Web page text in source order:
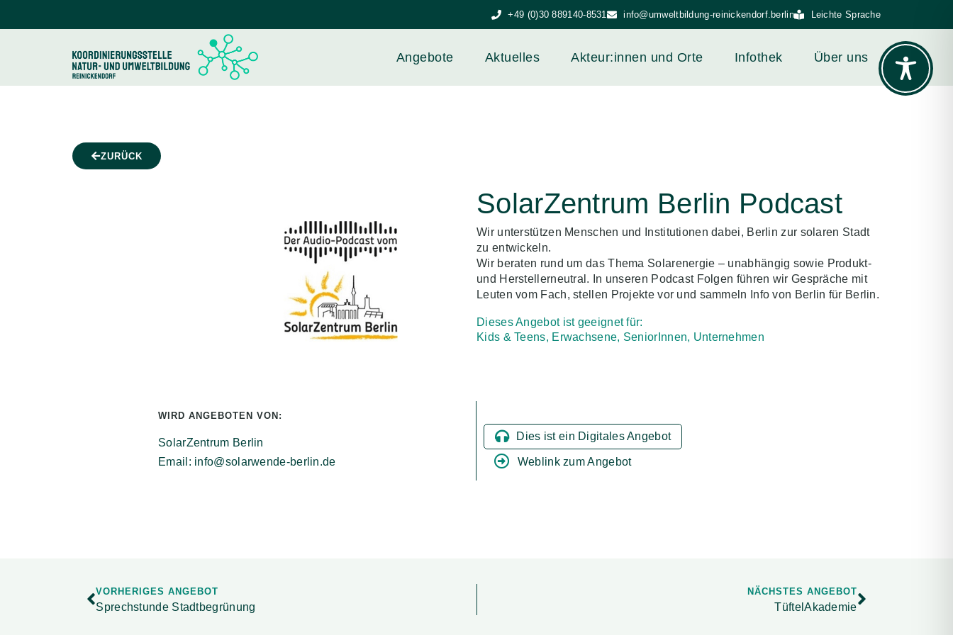
+49 (0)30 889140-8531 info@umweltbildung-reinickendorf.berlin Leichte Sprache
Angebote Aktuelles Akteur:innen und Orte Infothek Über uns
ZURÜCK
SolarZentrum Berlin Podcast
Wir unterstützen Menschen und Institutionen dabei, Berlin zur solaren Stadt
zu entwickeln.
Wir beraten rund um das Thema Solarenergie – unabhängig sowie Produkt-
und Herstellerneutral. In unseren Podcast Folgen führen wir Gespräche mit
Leuten vom Fach, stellen Projekte vor und sammeln Info von Berlin für Berlin.
Dieses Angebot ist geeignet für:
Kids & Teens, Erwachsene, SeniorInnen, Unternehmen
WIRD ANGEBOTEN VON:
SolarZentrum Berlin
Email: info@solarwende-berlin.de
Dies ist ein Digitales Angebot
Weblink zum Angebot
VORHERIGES ANGEBOT
Sprechstunde Stadtbegrünung
NÄCHSTES ANGEBOT
TüftelAkademie